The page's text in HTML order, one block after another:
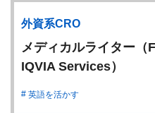
外資系CRO
メディカルライター
IQVIA Services）
英語を活かす